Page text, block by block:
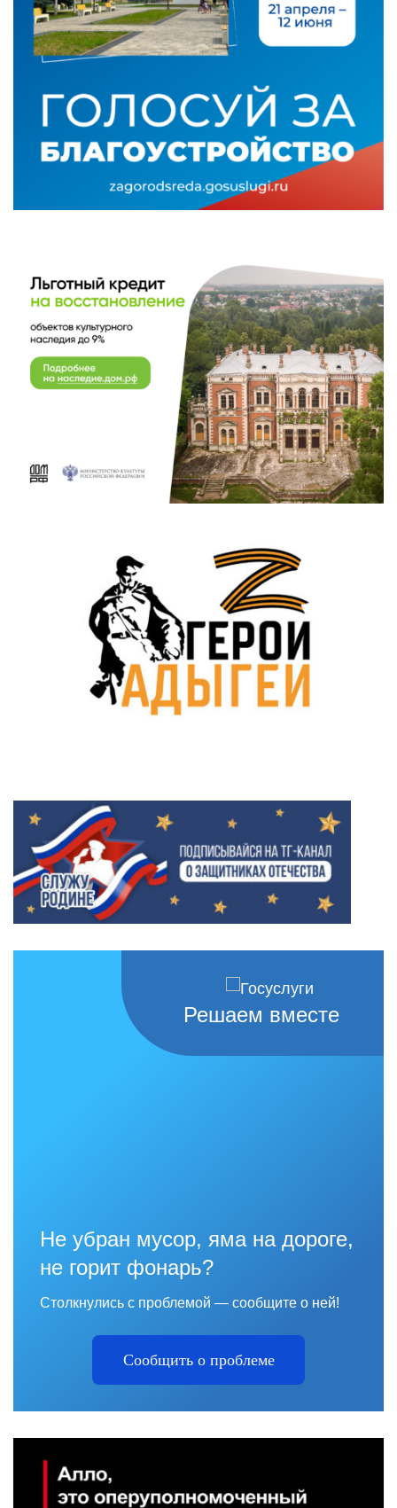
Решаем вместе
Не убран мусор, яма на дороге,
не горит фонарь?
Столкнулись с проблемой — сообщите о ней!
Сообщить о проблеме